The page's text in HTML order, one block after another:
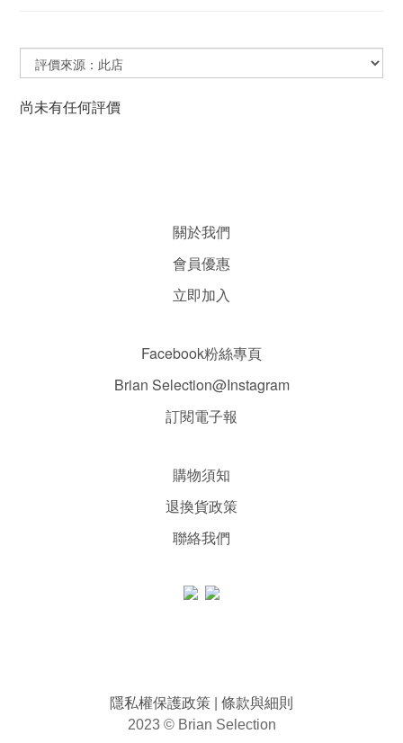
尚未有任何評價
關於我們
會員優惠
立即加入
Facebook粉絲專頁
Brian Selection@Instagram
訂閱電子報
購物須知
退換貨政策
聯絡我們
隱私權保護政策 條款與細則
2023 © Brian Selection